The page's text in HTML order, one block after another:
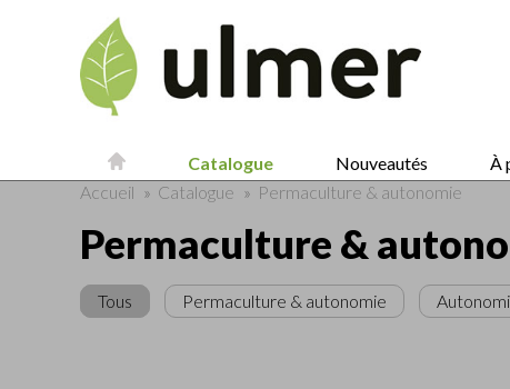
Catalogue Nouveautés À
Accueil » Catalogue » Permaculture & autonomie
Permaculture &
Tous Permaculture & autonomie